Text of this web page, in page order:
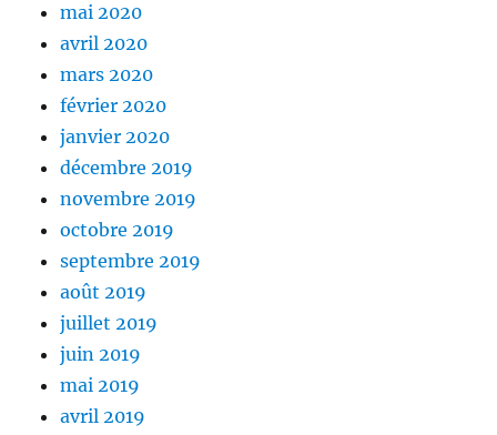
mai 2020
avril 2020
mars 2020
février 2020
janvier 2020
décembre 2019
novembre 2019
octobre 2019
septembre 2019
août 2019
juillet 2019
juin 2019
mai 2019
avril 2019